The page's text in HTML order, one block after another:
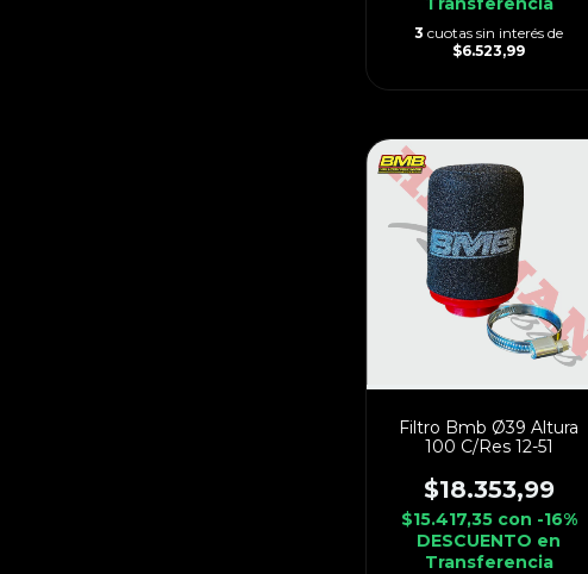
3 cuotas sin interés de
$6.523,99
Filtro Bmb Ø39 Altura
100 C/Res 12-51
$18.353,99
$15.417,35 con -16%
DESCUENTO en
Transferencia